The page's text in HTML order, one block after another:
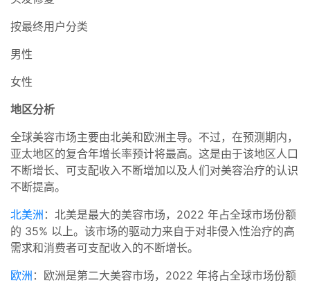
按最终用户分类
男性
女性
地区分析
全球美容市场主要由北美和欧洲主导。不过，在预测期内，
亚太地区的复合年增长率预计将最高。这是由于该地区人口
不断增长、可支配收入不断增加以及人们对美容治疗的认识
不断提高。
北美洲 ：北美是最大的美容市场，2022 年占全球市场份额
的 35% 以上。该市场的驱动力来自于对非侵入性治疗的高
需求和消费者可支配收入的不断增长。
欧洲 ：欧洲是第二大美容市场，2022 年将占全球市场份额